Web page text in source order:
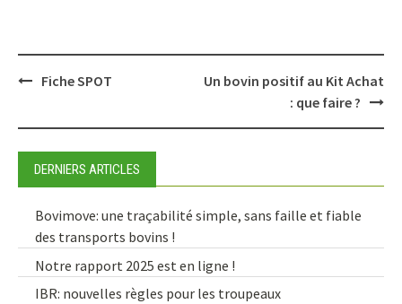
PostFiche SPOT
Un bovin positif au Kit Achat
: que faire ?
DERNIERS ARTICLES
Bovimove: une traçabilité simple, sans faille et fiable
des transports bovins !
Notre rapport 2025 est en ligne !
IBR: nouvelles règles pour les troupeaux